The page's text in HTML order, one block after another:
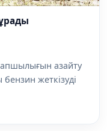
азайту
жеткізуді